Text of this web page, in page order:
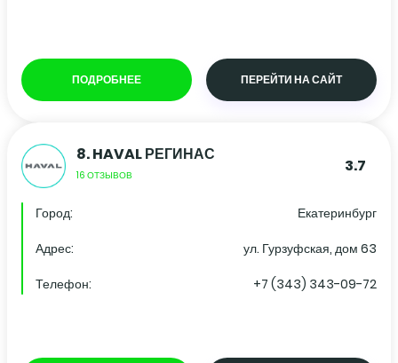
ПОДРОБНЕЕ ПЕРЕЙТИ НА САЙТ
8.HAVAL РЕГИНАС
16 ОТЗЫВОВ 3.7
Город:
Екатеринбург
Адрес:
ул. Гурзуфская, дом 63
Телефон:
+7 (343) 343-09-72